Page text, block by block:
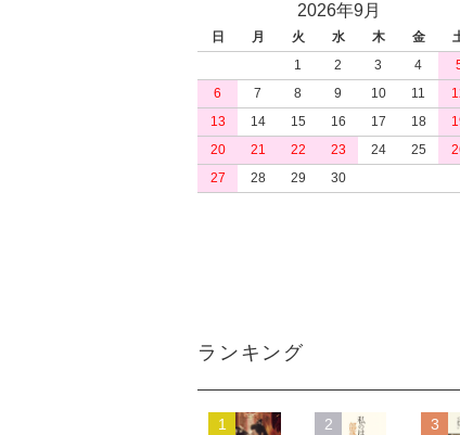
2026年9月
日 月 火 水 木 金
1
2 3 4
6
7 8 9 10 11
13
14 15 16 17 18
20
21 22 23 24 25
27
28 29 30
ランキング
1 2 3